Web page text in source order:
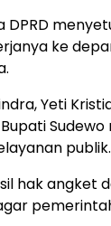
DPRD
ke
Yeti
publik.
hak angket